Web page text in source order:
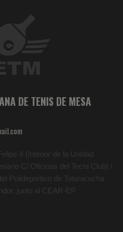
DE TENIS DE MESA
II (Interior de la Unidad
C/ Oficinas del Tecni Club) /
Polideportivo de Totoracocha
junto al CEAR-EP